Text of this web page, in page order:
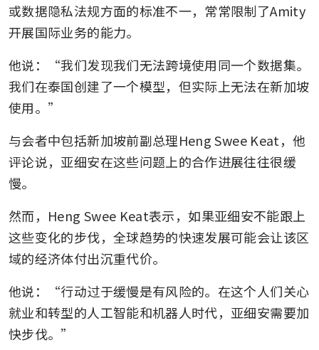
或数据隐私法规方面的标准不一，常常限制了Amity
开展国际业务的能力。
他说：“我们发现我们无法跨境使用同一个数据集。
我们在泰国创建了一个模型，但实际上无法在新加坡
使用。”
与会者中包括新加坡前副总理Heng Swee Keat，他
评论说，亚细安在这些问题上的合作进展往往很缓
慢。
然而，Heng Swee Keat表示，如果亚细安不能跟上
这些变化的步伐，全球趋势的快速发展可能会让该区
域的经济体付出沉重代价。
他说：“行动过于缓慢是有风险的。在这个人们关心
就业和转型的人工智能和机器人时代，亚细安需要加
快步伐。”